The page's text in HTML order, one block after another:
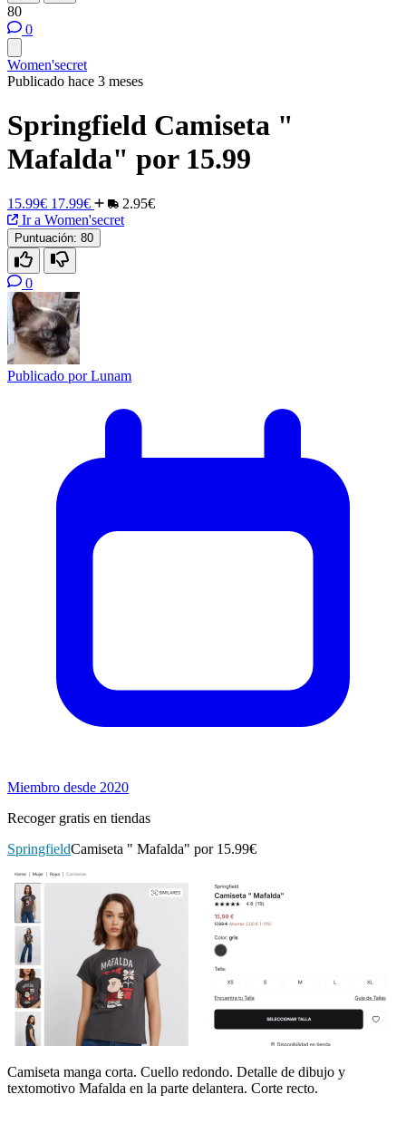
80
0
Women'secret
Publicado hace 3 meses
Springfield Camiseta "
Mafalda" por 15.99
15.99€ 17.99€
2.95€
Ir a Women'secret
Puntuación: 80
0
Publicado porLunam
Miembro desde 2020
Recoger gratis en tiendas
SpringfieldCamiseta " Mafalda" por 15.99€
Camiseta manga corta. Cuello redondo. Detalle de dibujo y
textomotivo Mafalda en la parte delantera. Corte recto.